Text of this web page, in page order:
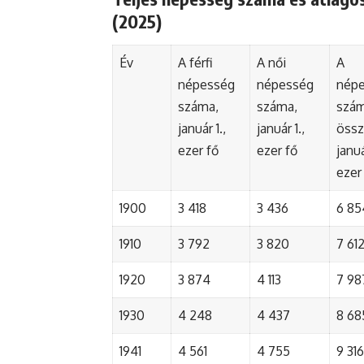
(2025)
Év
A férfi
népesség
száma,
január 1.,
ezer fő
A női
népesség
száma,
január 1.,
ezer fő
A
1900 3 418 3 436 6
1910 3 792 3 820 7 612
1920 3 874 4 113 7
1930 4 248 4 437 8
1941 4 561 4 755 9 316